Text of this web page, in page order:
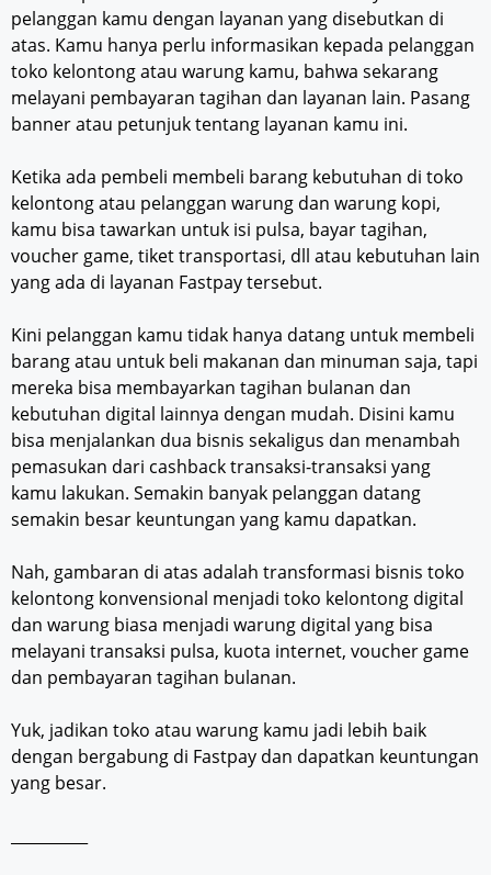
pelanggan kamu dengan layanan yang disebutkan di
atas. Kamu hanya perlu informasikan kepada pelanggan
toko kelontong atau warung kamu, bahwa sekarang
melayani pembayaran tagihan dan layanan lain. Pasang
banner atau petunjuk tentang layanan kamu ini.
Ketika ada pembeli membeli barang kebutuhan di toko
kelontong atau pelanggan warung dan warung kopi,
kamu bisa tawarkan untuk isi pulsa, bayar tagihan,
voucher game, tiket transportasi, dll atau kebutuhan lain
yang ada di layanan Fastpay tersebut.
Kini pelanggan kamu tidak hanya datang untuk membeli
barang atau untuk beli makanan dan minuman saja, tapi
mereka bisa membayarkan tagihan bulanan dan
kebutuhan digital lainnya dengan mudah. Disini kamu
bisa menjalankan dua bisnis sekaligus dan menambah
pemasukan dari cashback transaksi-transaksi yang
kamu lakukan. Semakin banyak pelanggan datang
semakin besar keuntungan yang kamu dapatkan.
Nah, gambaran di atas adalah transformasi bisnis toko
kelontong konvensional menjadi toko kelontong digital
dan warung biasa menjadi warung digital yang bisa
melayani transaksi pulsa, kuota internet, voucher game
dan pembayaran tagihan bulanan.
Yuk, jadikan toko atau warung kamu jadi lebih baik
dengan bergabung di Fastpay dan dapatkan keuntungan
yang besar.